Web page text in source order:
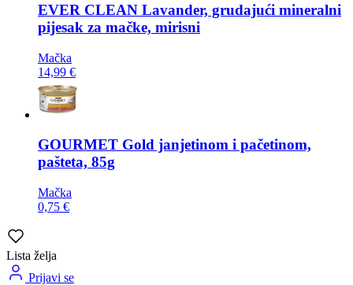
EVER CLEAN Lavander, grudajući mineralni
pijesak za mačke, mirisni
Mačka
14,99 €
GOURMET Gold janjetinom i pačetinom,
pašteta, 85g
Mačka
0,75 €
Lista želja
Prijavi se